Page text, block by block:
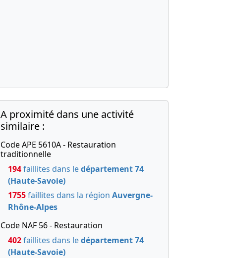
A proximité dans une activité
similaire :
Code APE 5610A - Restauration
traditionnelle
194faillites dans ledépartement 74
(Haute-Savoie)
1755faillites dans la région Auvergne-
Rhône-Alpes
Code NAF 56 - Restauration
402faillites dans ledépartement 74
(Haute-Savoie)